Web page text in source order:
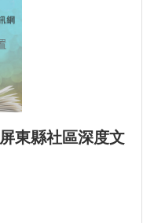
東縣社區深度文